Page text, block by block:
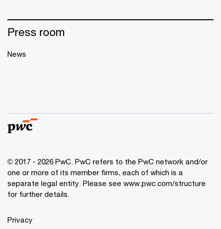
Press room
News
© 2017 - 2026 PwC. PwC refers to the PwC network and/or
one or more of its member firms, each of which is a
separate legal entity. Please see www.pwc.com/structure
for further details.
Privacy